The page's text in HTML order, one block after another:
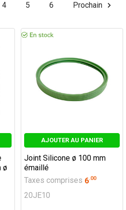
4 5 6 Prochain
ø
AJOUTER AU PANIER
Joint Silicone ø 100 mm
émaillé
Taxes comprises 6.00
20JE10